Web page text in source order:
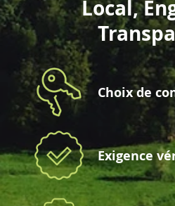
Local,
Choix de
Exigence